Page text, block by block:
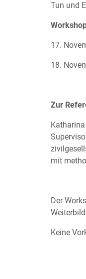
Tun und
17.
18.
Zur
mit
Der
Keine